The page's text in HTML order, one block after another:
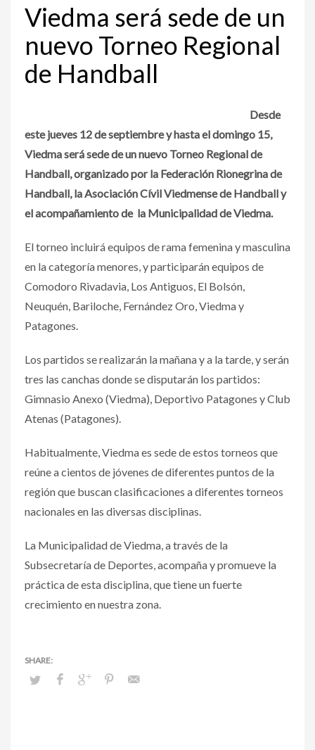
Viedma será sede de un
nuevo Torneo Regional
de Handball
Desde
este jueves 12 de septiembre y hasta el domingo 15,
Viedma será sede de un nuevo Torneo Regional de
Handball, organizado por la Federación Rionegrina de
Handball, la Asociación Cívil Viedmense de Handball y
el acompañamiento de la Municipalidad de Viedma.
El torneo incluirá equipos de rama femenina y masculina
en la categoría menores, y participarán equipos de
Comodoro Rivadavia, Los Antiguos, El Bolsón,
Neuquén, Bariloche, Fernández Oro, Viedma y
Patagones.
Los partidos se realizarán la mañana y a la tarde, y serán
tres las canchas donde se disputarán los partidos:
Gimnasio Anexo (Viedma), Deportivo Patagones y Club
Atenas (Patagones).
Habitualmente, Viedma es sede de estos torneos que
reúne a cientos de jóvenes de diferentes puntos de la
región que buscan clasificaciones a diferentes torneos
nacionales en las diversas disciplinas.
La Municipalidad de Viedma, a través de la
Subsecretaría de Deportes, acompaña y promueve la
práctica de esta disciplina, que tiene un fuerte
crecimiento en nuestra zona.